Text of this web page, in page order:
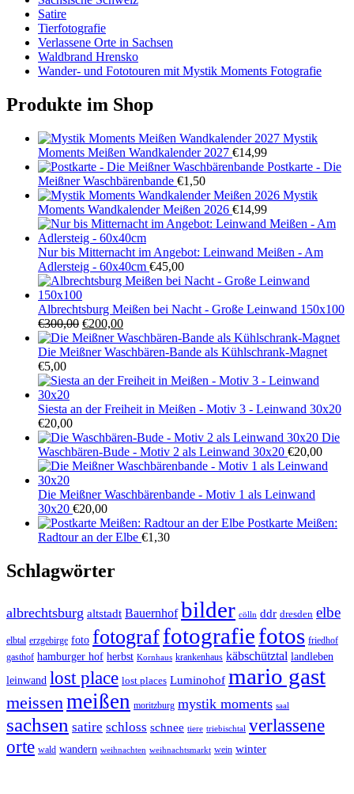
Satire
Tierfotografie
Verlassene Orte in Sachsen
Waldbrand Hrensko
Wander- und Fototouren mit Mystik Moments Fotografie
Produkte im Shop
Mystik
Moments Meißen Wandkalender 2027 €14,99
Postkarte - Die
Meißner Waschbärenbande €1,50
Mystik
Moments Wandkalender Meißen 2026 €14,99
Nur bis Mitternacht im Angebot: Leinwand Meißen - Am
Adlersteig - 60x40cm €45,00
Albrechtsburg Meißen bei Nacht - Große Leinwand 150x100
€300,00 Ursprünglicher
Preis
war:
€200,00Aktueller
Preis
ist:
Die Meißner Waschbären-Bande als Kühlschrank-Magnet
€5,00
Siesta an der Freiheit in Meißen - Motiv 3 - Leinwand 30x20
€20,00
Die
Waschbären-Bude - Motiv 2 als Leinwand 30x20 €20,00
Die Meißner Waschbärenbande - Motiv 1 als Leinwand
30x20 €20,00
Postkarte Meißen:
Radtour an der Elbe €1,30
Schlagwörter
albrechtsburg altstadt Bauernhof bilder cölln ddr dresden elbe
elbtal erzgebirge foto fotograffotografiefotos friedhof
gasthof hamburger hof herbst Kornhaus krankenhaus käbschütztal landleben
leinwand lost place lost places Luminohof mario gast
meissen meißen moritzburg mystik moments saal
sachsen satire schloss schnee tiere triebischtal verlassene
orte wald wandern weihnachten weihnachtsmarkt wein winter